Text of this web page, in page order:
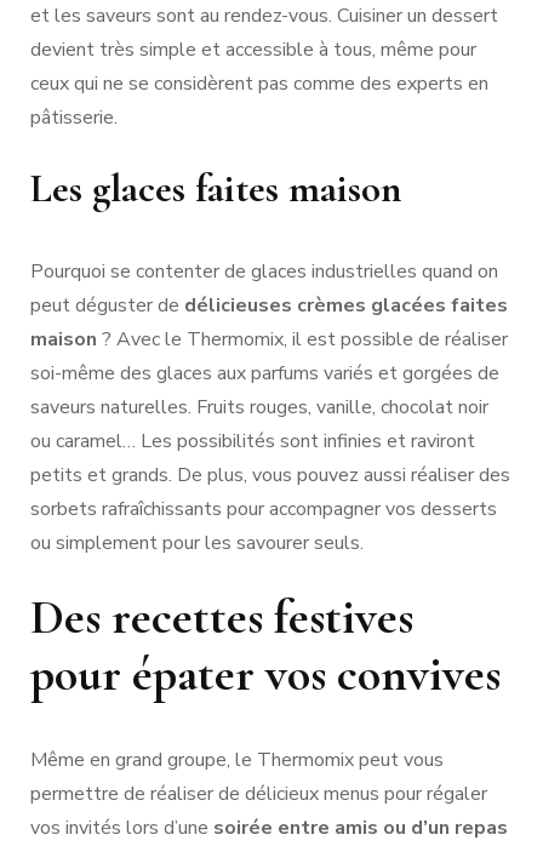
et les saveurs sont au rendez-vous. Cuisiner un dessert
devient très simple et accessible à tous, même pour
ceux qui ne se considèrent pas comme des experts en
pâtisserie.
Les glaces faites maison
Pourquoi se contenter de glaces industrielles quand on
peut déguster de délicieuses crèmes glacées faites
maison ? Avec le Thermomix, il est possible de réaliser
soi-même des glaces aux parfums variés et gorgées de
saveurs naturelles. Fruits rouges, vanille, chocolat noir
ou caramel… Les possibilités sont infinies et raviront
petits et grands. De plus, vous pouvez aussi réaliser des
sorbets rafraîchissants pour accompagner vos desserts
ou simplement pour les savourer seuls.
Des recettes festives
pour épater vos convives
Même en grand groupe, le Thermomix peut vous
permettre de réaliser de délicieux menus pour régaler
vos invités lors d’une soirée entre amis ou d’un repas